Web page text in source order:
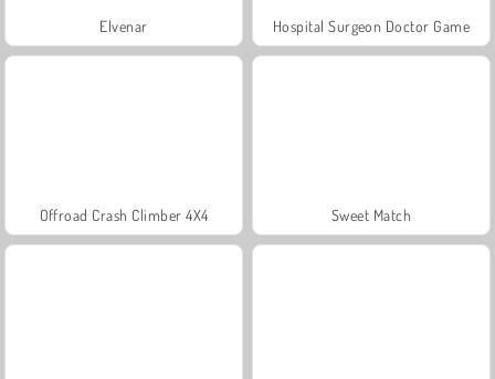
Elvenar Hospital Surgeon Doctor Game
Offroad Crash Climber 4X4 Sweet Match